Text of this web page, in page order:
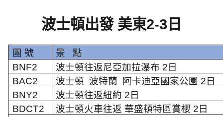
波士頓出發 美東2-3 日
團 號 景
點
BNF2
波士頓往返尼亞加拉瀑布 2 日
BAC2
波士頓 波特蘭 阿卡迪亞國家公園 2 日
BNY2
波士頓往返紐約 2 日
BDCT2
波士頓火車往返 華盛頓特區賞櫻 2 日